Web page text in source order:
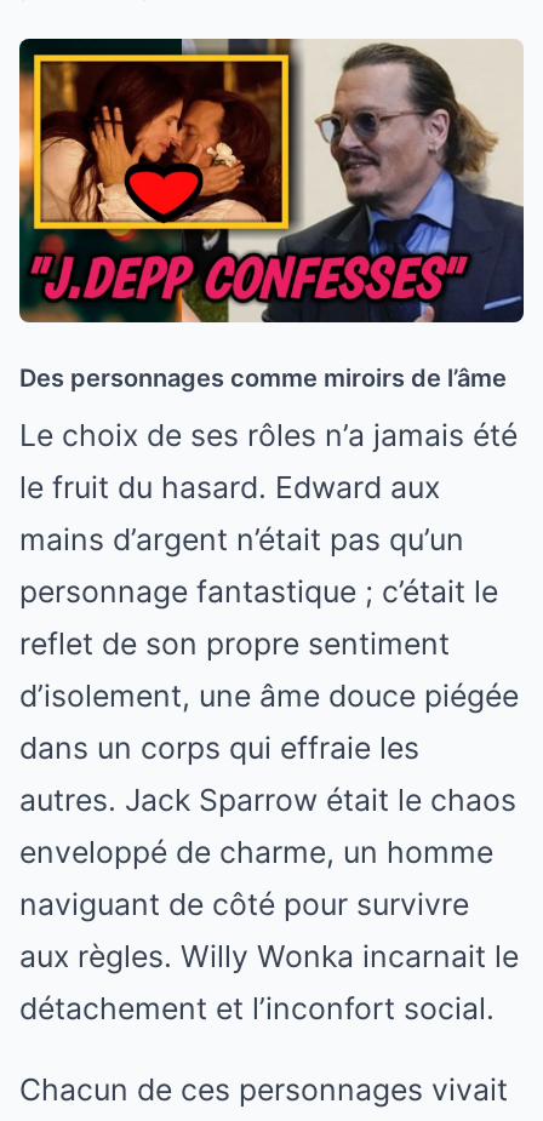
Des personnages comme miroirs de l’âme
Le choix de ses rôles n’a jamais été
le fruit du hasard. Edward aux
mains d’argent n’était pas qu’un
personnage fantastique ; c’était le
reflet de son propre sentiment
d’isolement, une âme douce piégée
dans un corps qui effraie les
autres. Jack Sparrow était le chaos
enveloppé de charme, un homme
naviguant de côté pour survivre
aux règles. Willy Wonka incarnait le
détachement et l’inconfort social.
Chacun de ces personnages vivait